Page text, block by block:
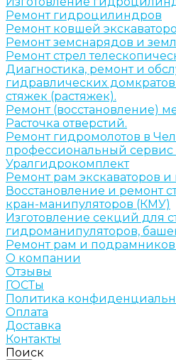
Ремонт гидроцилиндров
Ремонт ковшей
Ремонт земснарядов и
Ремонт стрел
Диагностика, ремонт и
гидравлических
стяжек (растяжек).
Ремонт (восстановление)
Расточка отверстий.
Ремонт гидромолотов в
профессиональный сервис
Уралгидрокомплект
Ремонт рам экскаваторов и
Восстановление и ремонт
кран-манипуляторов (КМУ)
Изготовление секций для
гидроманипуляторов,
Ремонт рам и подрамников
О компании
Отзывы
ГОСТы
Политика
Оплата
Доставка
Контакты
Поиск